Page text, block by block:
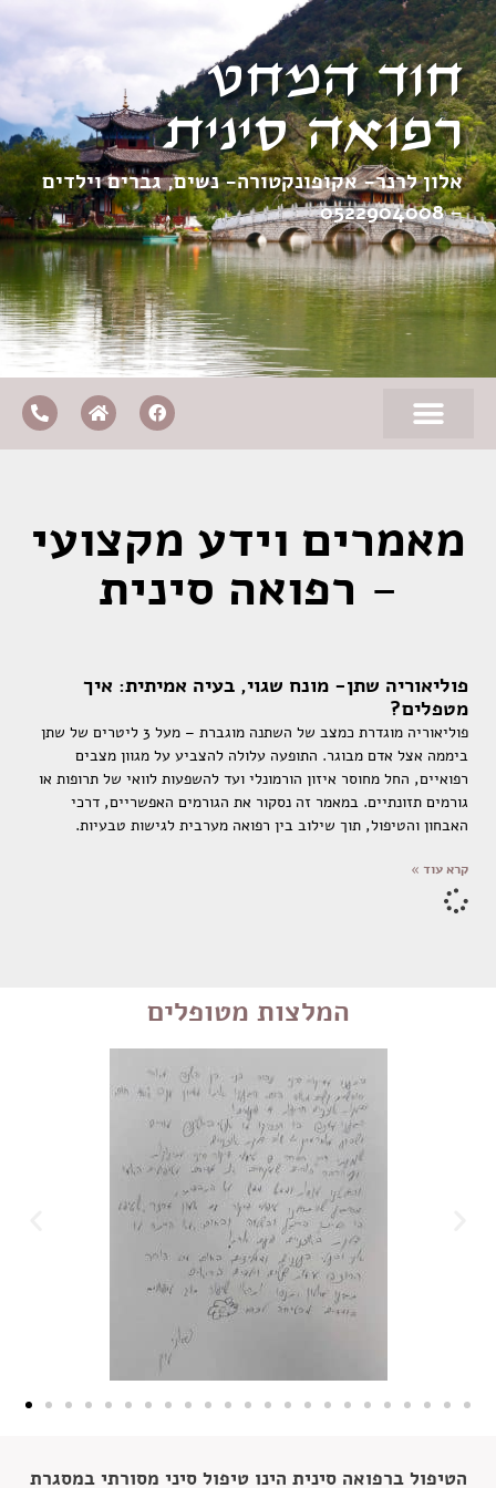
חוד המחט
רפואה סינית
אלון לרנר- אקופונקטורה- נשים, גברים וילדים
–
0522904008
מאמרים וידע מקצועי
- רפואה סינית
פוליאוריה שתן- מונח שגוי, בעיה אמיתית: איך
מטפלים?
פוליאוריה מוגדרת כמצב של השתנה מוגברת – מעל 3 ליטרים של שתן
ביממה אצל אדם מבוגר. התופעה עלולה להצביע על מגוון מצבים
רפואיים, החל מחוסר איזון הורמונלי ועד להשפעות לוואי של תרופות או
גורמים תזונתיים. במאמר זה נסקור את הגורמים האפשריים, דרכי
האבחון והטיפול, תוך שילוב בין רפואה מערבית לגישות טבעיות.
קרא עוד »
המלצות מטופלים
הטיפול ברפואה סינית הינו טיפול סיני מסורתי במסגרת